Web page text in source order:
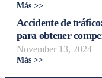
Más >>
Accidente de
para obtener
November 13, 2024
Más >>